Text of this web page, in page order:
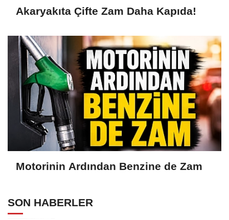
Akaryakıta Çifte Zam Daha Kapıda!
Motorinin Ardından Benzine de Zam
SON HABERLER